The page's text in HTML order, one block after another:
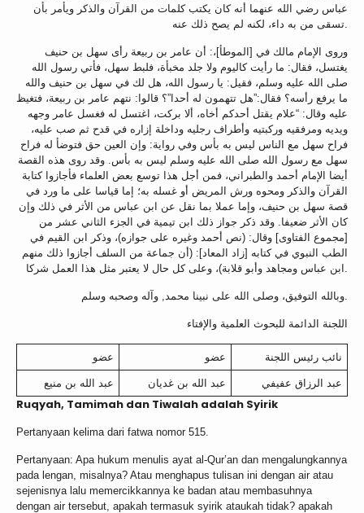
عباس رضي الله عنهما أنه كان يكتب كلمات من القرآن والذكر ويأمر بأن
وروى الإمام مالك في [الموطأ]،: أن عامر بن ربيعة رأى سهل بن حنيف
يغتسل، فقال: ما رأيت كاليوم ولا جلد مخبأة، فلبط سهل، فأتي رسول الله
صلى الله عليه وسلم، فقيل: يا رسول الله، هل لك في سهل بن حنيف والله
ما يرفع رأسه؟ فقال:”هل تتهمون له أحدا”؟ قالوا: نتهم عامر بن ربيعة، فتغيظ
عليه وقال: “علام يقتل أحدكم أخاه، ألا بركت، اغتسل له فغسل عامر وجهه
ويديه ومرفقيه وركبتيه وأطراف رجليه وداخلة إزاره في قدح ثم صب عليه،
فراح سهل مع الناس ليس به بأس وفي رواية: وإن العين حق فتوضأ له فراح
سهل مع رسول الله صلى الله عليه وسلم ليس به بأس. وقد روى هذه القصة
أيضا الإمام أحمد والطبراني، فمن أجل هذا توسع بعض العلماء فأجازوا كتابة
القرآن والذكر ومحوه ورش المريض أو غسله به؛ إما قياسا على ما ورد في
قصة سهل بن حنيف، وإما عملا بما نقل عن ابن عباس من الأثر في ذلك وإن
كان الأثر ضعيفا. وقد ذكر جواز ذلك ابن تيمية في الجزء الثاني عشر من
[مجموع الفتاوى] وقال: (نص أحمد وغيره على جوازه)، وذكر ابن القيم في
الطب النبوي في كتابه [زاد المعاد]: (أن جماعة من السلف أجازوا ذلك منهم
اللجنة الدائمة للبحوث العلمية والإفتاء
عضو عضو نائب رئيس اللجنة
عبد الله بن منيع عبد الله بن غديان عبد الرزاق عفيفي
Ruqyah, Tamimah dan Tiwalah adalah Syirik
Pertanyaan kelima dari fatwa nomor 515.
Pertanyaan: Apa hukum menulis ayat al-Qur’an dan mengalungkannya
pada lengan, misalnya? Atau menghapus tulisan ini dengan air atau
sejenisnya lalu memercikkannya ke badan atau membasuhnya
dengan air tersebut, apakah termasuk syirik ataukah tidak? apakah